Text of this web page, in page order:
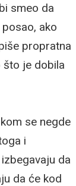
smeo da
ako
propratna
što je dobila
se negde
i
da
da će kod